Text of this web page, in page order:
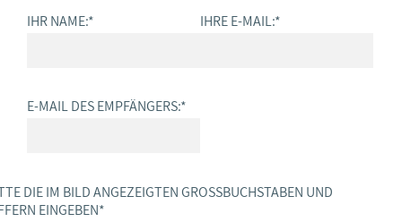
IHR NAME:* IHRE E-MAIL:*
E-MAIL DES EMPFÄNGERS:*
DIE IM BILD ANGEZEIGTEN GROSSBUCHSTABEN UND Z
EINGEBEN *